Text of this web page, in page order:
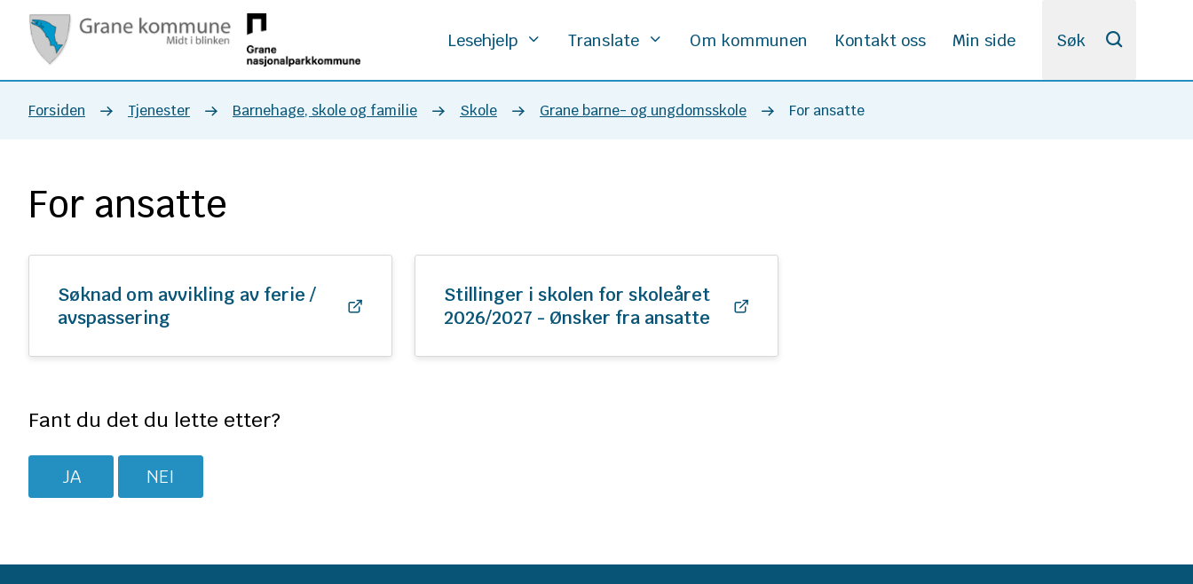
Grane
kommune
Lesehjelp Translate Om kommunen Kontakt oss Min side Søk
Du
her:
Forsiden Tjenester Barnehage, skole og familie Skole Grane barne- og ungdomsskole For ansatte
For ansatte
Søknad om avvikling av ferie /
avspassering
Stillinger i skolen for skoleåret
2026/2027 - Ønsker fra ansatte
Fant du det du lette etter?
JA NEI